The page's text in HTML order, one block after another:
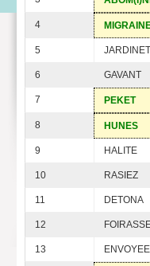
4
5 JARDINET
6 GAVANT
7 PEKET
8 HUNES
9 HALITE
10 RASIEZ
11 DETONA
12
13 ENVOYEE